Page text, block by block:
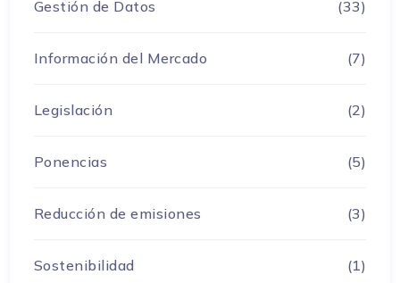
Gestión de Datos (33)
Información del Mercado (7)
Legislación (2)
Ponencias (5)
Reducción de emisiones (3)
Sostenibilidad (1)